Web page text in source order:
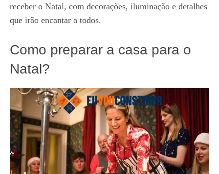
receber o Natal, com decorações, iluminação e detalhes
que irão encantar a todos.
Como preparar a casa para o
Natal?